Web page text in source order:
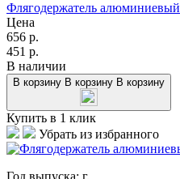
Флягодержатель алюминиевый
Цена
656 р.
451 р.
В наличии
В корзину В корзину В корзину
Купить в 1 клик
Убрать из избранного